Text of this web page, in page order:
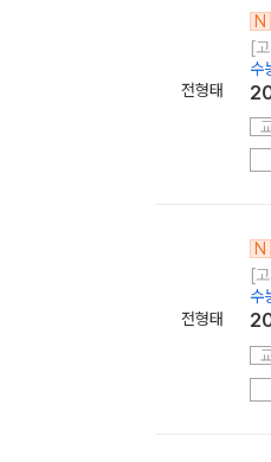
전형태
N
[
수
전형태
N
[
수